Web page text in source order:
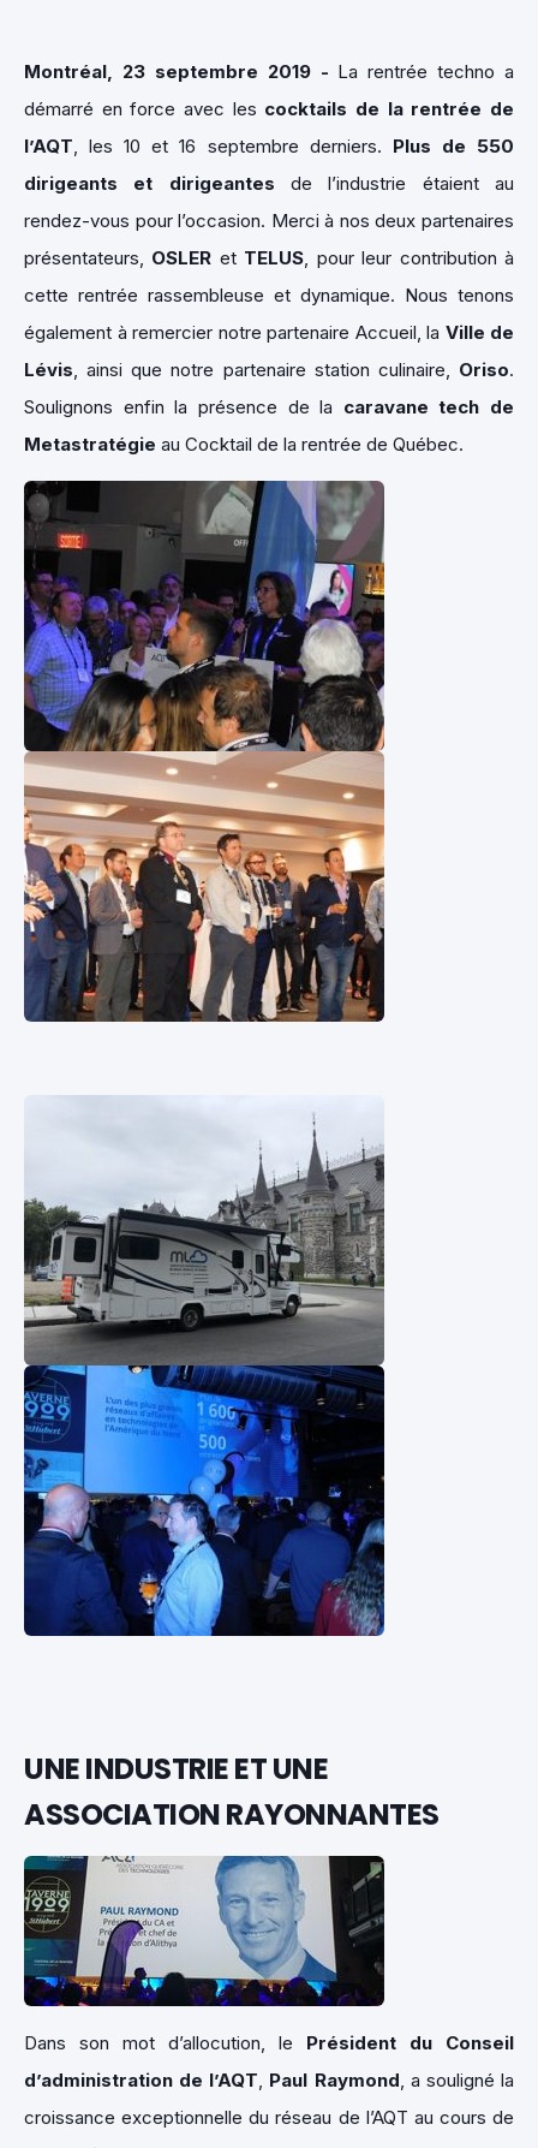
Montréal, 23 septembre 2019 - La rentrée techno a
démarré en force avec les cocktails de la rentrée de
l’AQT, les 10 et 16 septembre derniers. Plus de 550
dirigeants et dirigeantes de l’industrie étaient au
rendez-vous pour l’occasion. Merci à nos deux partenaires
présentateurs, OSLER et TELUS, pour leur contribution à
cette rentrée rassembleuse et dynamique. Nous tenons
également à remercier notre partenaire Accueil, la Ville de
Lévis, ainsi que notre partenaire station culinaire, Oriso.
Soulignons enfin la présence de la caravane tech de
Metastratégie au Cocktail de la rentrée de Québec.
UNE INDUSTRIE ET UNE
ASSOCIATION RAYONNANTES
Dans son mot d’allocution, le Président du Conseil
d’administration de l’AQT, Paul Raymond, a souligné la
croissance exceptionnelle du réseau de l’AQT au cours de